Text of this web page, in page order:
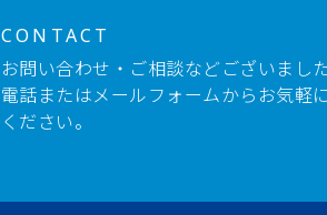
CONTACT
お問い合わせ・ご相談などございました
電話またはメールフォームからお気軽
ください。